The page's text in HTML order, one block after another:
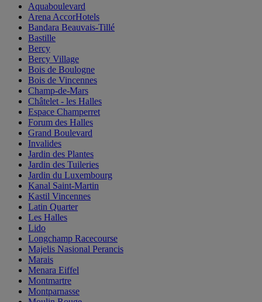
Aquaboulevard
Arena AccorHotels
Bandara Beauvais-Tillé
Bastille
Bercy
Bercy Village
Bois de Boulogne
Bois de Vincennes
Champ-de-Mars
Châtelet - les Halles
Espace Champerret
Forum des Halles
Grand Boulevard
Invalides
Jardin des Plantes
Jardin des Tuileries
Jardin du Luxembourg
Kanal Saint-Martin
Kastil Vincennes
Latin Quarter
Les Halles
Lido
Longchamp Racecourse
Majelis Nasional Perancis
Marais
Menara Eiffel
Montmartre
Montparnasse